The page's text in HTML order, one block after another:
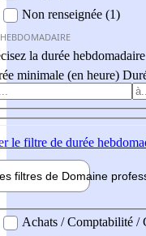
Non renseignée (1)
la durée
minimale (en heure)
le filtre de durée
filtres de Domaine pro
professionel
Achats / Comptabilité /